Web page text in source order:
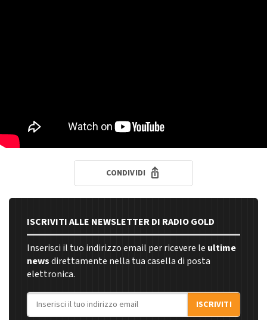
CONDIVIDI
ISCRIVITI ALLE NEWSLETTER DI RADIO GOLD
Inserisci il tuo indirizzo email per ricevere le ultime
newsdirettamente nella tua casella di posta
elettronica.
Indirizzo email
ISCRIVITI